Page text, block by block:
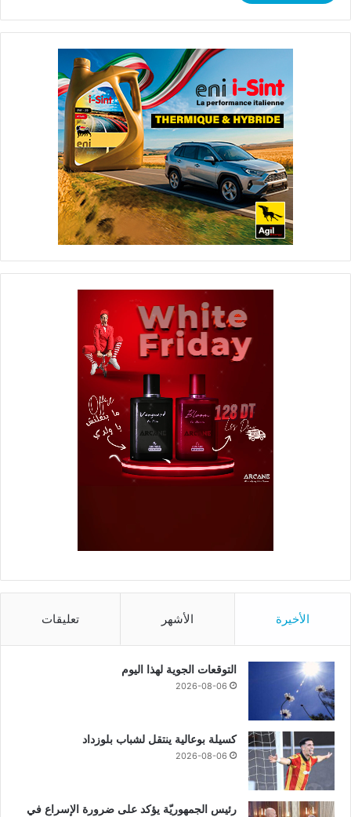
الأخيرة الأشهر تعليقات
التوقعات الجوية لهذا اليوم
2026-08-06
كسيلة بوعالية ينتقل لشباب بلوزداد
2026-08-06
رئيس الجمهوريّة يؤكد على ضرورة الإسراع في